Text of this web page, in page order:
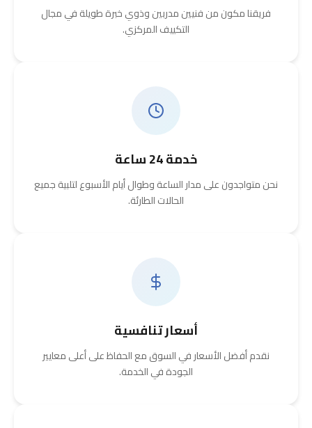
فريقنا مكون من فنيين مدربين وذوي خبرة طويلة في مجال
التكييف المركزي.
خدمة 24 ساعة
نحن متواجدون على مدار الساعة وطوال أيام الأسبوع لتلبية جميع
الحالات الطارئة.
أسعار تنافسية
نقدم أفضل الأسعار في السوق مع الحفاظ على أعلى معايير
الجودة في الخدمة.